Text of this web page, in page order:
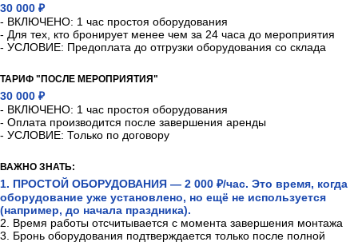
30 000 ₽
- ВКЛЮЧЕНО: 1 час простоя оборудования
- Для тех, кто бронирует менее чем за 24 часа до мероприятия
- УСЛОВИЕ: Предоплата до отгрузки оборудования со склада
ТАРИФ "ПОСЛЕ МЕРОПРИЯТИЯ"
30 000 ₽
- ВКЛЮЧЕНО: 1 час простоя оборудования
- Оплата производится после завершения аренды
- УСЛОВИЕ: Только по договору
ВАЖНО ЗНАТЬ:
1. ПРОСТОЙ ОБОРУДОВАНИЯ — 2 000 ₽/час. Это время, когда
оборудование уже установлено, но ещё не используется
(например, до начала праздника).
2. Время работы отсчитывается с момента завершения монтажа
3. Бронь оборудования подтверждается только после полной